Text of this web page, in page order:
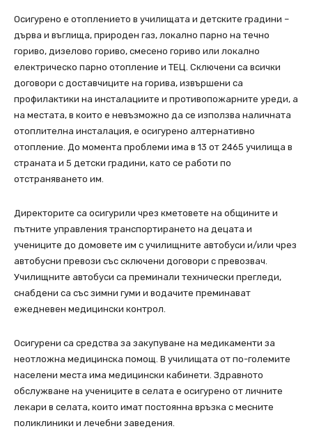
Осигурено е отоплението в училищата и детските градини –
дърва и въглища, природен газ, локално парно на течно
гориво, дизелово гориво, смесено гориво или локално
електрическо парно отопление и TEЦ. Сключени са всички
договори с доставчиците на горива, извършени са
профилактики на инсталациите и противопожарните уреди, а
на местата, в които е невъзможно да се използва наличната
отоплителна инсталация, е осигурено алтернативно
отопление. До момента проблеми има в 13 от 2465 училища в
страната и 5 детски градини, като се работи по
отстраняването им.
Директорите са осигурили чрез кметовете на общините и
пътните управления транспортирането на децата и
учениците до домовете им с училищните автобуси и/или чрез
автобусни превози със сключени договори с превозвач.
Училищните автобуси са преминали технически прегледи,
снабдени са със зимни гуми и водачите преминават
ежедневен медицински контрол.
Осигурени са средства за закупуване на медикаменти за
неотложна медицинска помощ. В училищата от по-големите
населени места има медицински кабинети. Здравното
обслужване на учениците в селата е осигурено от личните
лекари в селата, които имат постоянна връзка с месните
поликлиники и лечебни заведения.